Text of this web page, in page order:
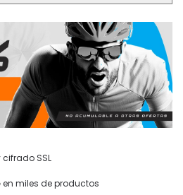
cifrado SSL
en miles de productos